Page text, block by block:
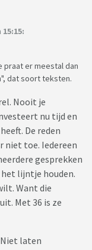
praat er meestal dan
dat soort teksten.
Nooit je
nu tijd en
De reden
niet toe. Iedereen
gesprekken
lijntje houden.
Want die
Met 36 is ze
Niet laten